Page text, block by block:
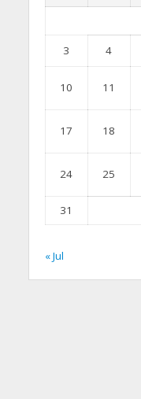
3 4
10 11
17 18
24 25
31
« Jul